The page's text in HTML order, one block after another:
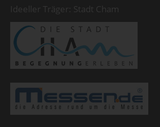
Ideeller Träger: Stadt Cham